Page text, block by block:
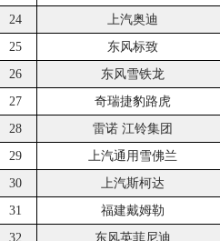
24
上汽奥迪
25
东风标致
26
东风雪铁龙
27
奇瑞捷豹路虎
28
雷诺 江铃集团
29
上汽通用雪佛兰
30
上汽斯柯达
31
福建戴姆勒
32
东风英菲尼迪